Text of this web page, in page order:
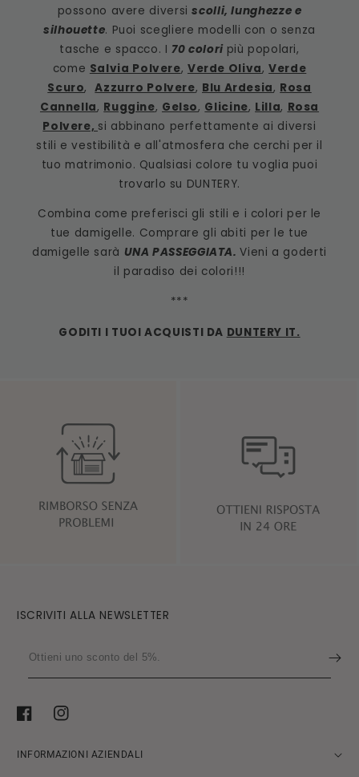
possono avere diversiscolli, lunghezze e
silhouette. Puoi scegliere modelli con o senza
tasche e spacco. I70 colori più popolari,
come Salvia Polvere, Verde Oliva,Verde
Scuro,Azzurro Polvere, Blu Ardesia, Rosa
Cannella, Ruggine, Gelso, Glicine, Lilla, Rosa
Polvere, si abbinano perfettamente ai diversi
stili e vestibilità e all'atmosfera che cerchi per il
tuo matrimonio. Qualsiasi colore tu voglia puoi
trovarlo su DUNTERY.
Combina come preferisci gli stili e i colori per le
tue damigelle. Comprare gli abiti per le tue
damigelle sarà UNA PASSEGGIATA.Vieni a goderti
il paradiso dei colori!!!
***
GODITI I TUOI ACQUISTI DA DUNTERY IT.
ISCRIVITI ALLA NEWSLETTER
Ottieni
uno
del
FacebookInstagram
INFORMAZIONI AZIENDALI